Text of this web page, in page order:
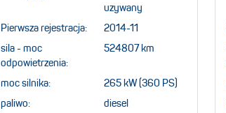
uzywany
Pierwsza rejestracja: 2014-11
sila - moc
odpowietrzenia:
524807 km
moc silnika: 265 kW (360 PS)
paliwo: diesel